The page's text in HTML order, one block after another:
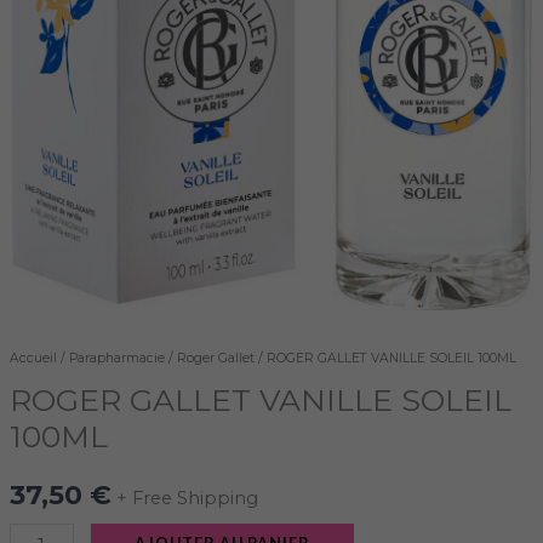
Accueil / Parapharmacie/ Roger Gallet/ ROGER GALLET VANILLE SOLEIL 100ML
ROGER GALLET VANILLE SOLEIL
100ML
37,50 € + Free Shipping